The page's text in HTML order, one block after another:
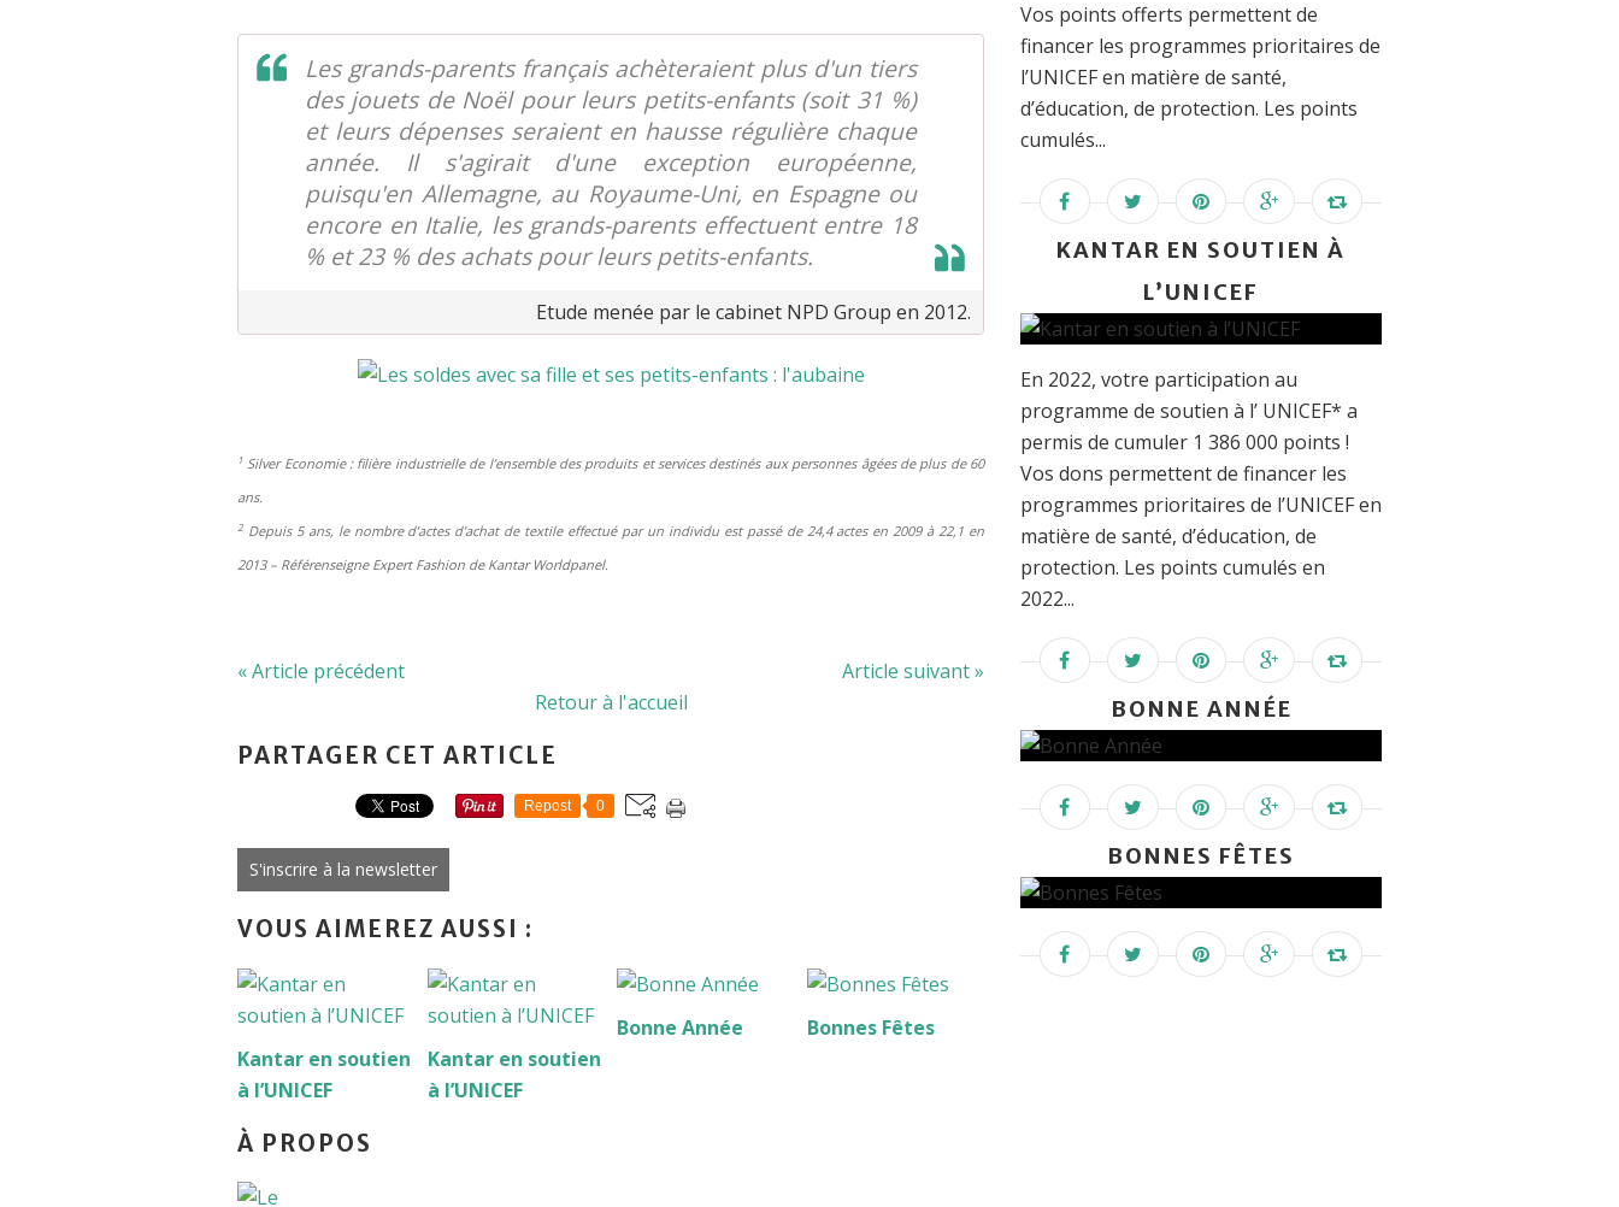
Les grands-parents français achèteraient plus d'un tiers
des jouets de Noël pour leurs petits-enfants (soit 31 %)
et leurs dépenses seraient en hausse régulière chaque
année. Il s'agirait d'une exception européenne,
puisqu'en Allemagne, au Royaume-Uni, en Espagne ou
encore en Italie, les grands-parents effectuent entre 18
% et 23 % des achats pour leurs petits-enfants.
Etude menée par le cabinet NPD Group en 2012.
1 Silver Economie : filière industrielle de l’ensemble des produits et services destinés aux personnes âgées de plus de 60
ans.
2 Depuis 5 ans, le nombre d’actes d’achat de textile effectué par un individu est passé de 24,4 actes en 2009 à 22,1 en
2013 – Référenseigne Expert Fashion de Kantar Worldpanel.
« Article précédent
Article suivant »
Retour à l'accueil
PARTAGER CET ARTICLE
Repost 0
S'inscrire à la newsletter
VOUS AIMEREZ AUSSI :
Kantar en soutien
à l’UNICEF
Kantar en soutien
à l’UNICEF
Bonne Année Bonnes Fêtes
À PROPOS
Vos points offerts permettent de
financer les programmes prioritaires de
l’UNICEF en matière de santé,
d’éducation, de protection. Les points
cumulés...
KANTAR EN SOUTIEN À
L’UNICEF
En 2022, votre participation au
programme de soutien à l’ UNICEF* a
permis de cumuler 1 386 000 points !
Vos dons permettent de financer les
programmes prioritaires de l’UNICEF en
matière de santé, d’éducation, de
protection. Les points cumulés en
2022...
BONNE ANNÉE
BONNES FÊTES